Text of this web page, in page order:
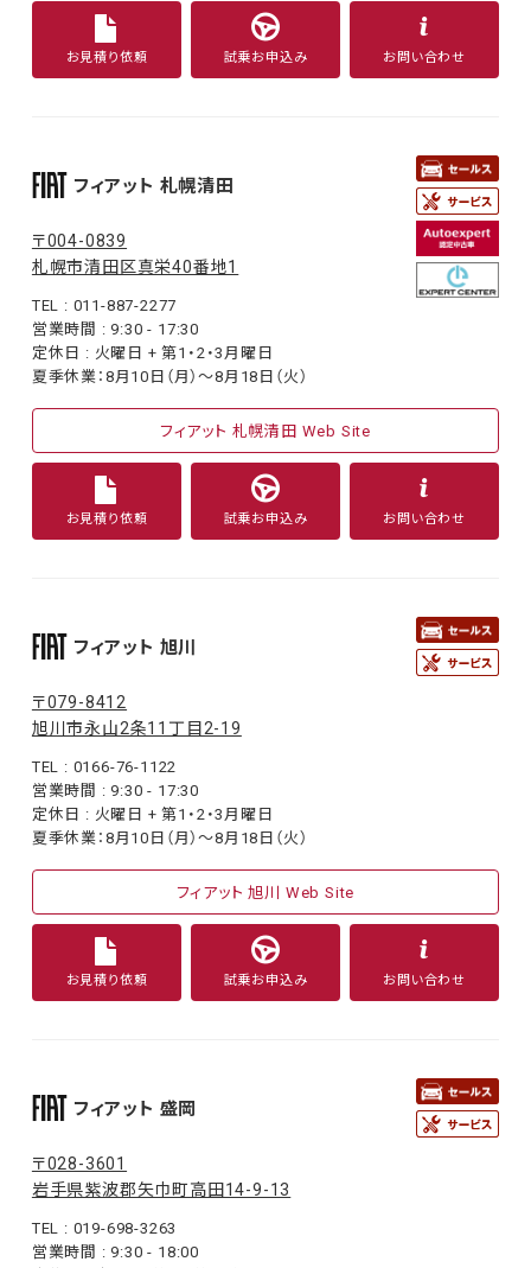
お見積り依頼 試乗お申込み お問い合わせ
フィアット 札幌清田
〒004-0839
札幌市清田区真栄40番地1
TEL : 011-887-2277
営業時間 : 9:30 - 17:30
定休日 : 火曜日 + 第1・2・3月曜日
夏季休業：8月10日（月）〜8月18日（火）
フィアット 札幌清田 Web Site
お見積り依頼 試乗お申込み お問い合わせ
フィアット 旭川
〒079-8412
旭川市永山2条11丁目2-19
TEL : 0166-76-1122
営業時間 : 9:30 - 17:30
定休日 : 火曜日 + 第1・2・3月曜日
夏季休業：8月10日（月）〜8月18日（火）
フィアット 旭川 Web Site
お見積り依頼 試乗お申込み お問い合わせ
フィアット 盛岡
〒028-3601
岩手県紫波郡矢巾町高田14-9-13
TEL : 019-698-3263
営業時間 : 9:30 - 18:00